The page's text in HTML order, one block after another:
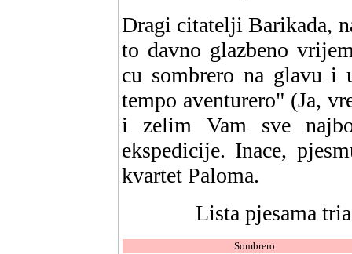
Dragi citatelji Barikada,
to davno glazbeno
cu sombrero na glavu
tempo aventurero" (Ja,
i zelim Vam sve
ekspedicije. Inace,
kvartet Paloma.
Lista pjesama
Sombrero